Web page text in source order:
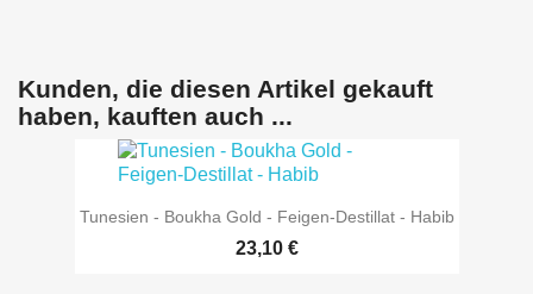
Kunden, die diesen Artikel gekauft
haben, kauften auch ...
Tunesien - Boukha Gold - Feigen-Destillat - Habib
23,10 €